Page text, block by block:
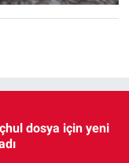
dosya için yeni